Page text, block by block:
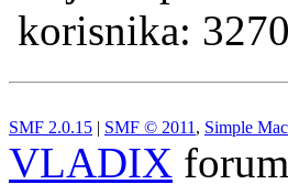
korisnika:
SMF 2.0.15 | SMF © 2011 , Simple
VLADIX